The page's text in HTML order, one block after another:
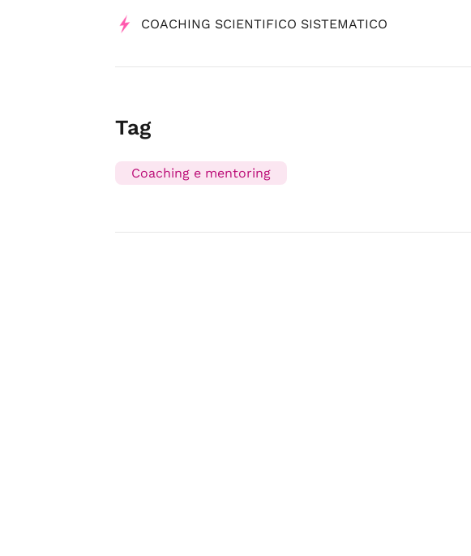
COACHING SCIENTIFICO SISTEMATICO
Tag
Coaching e mentoring